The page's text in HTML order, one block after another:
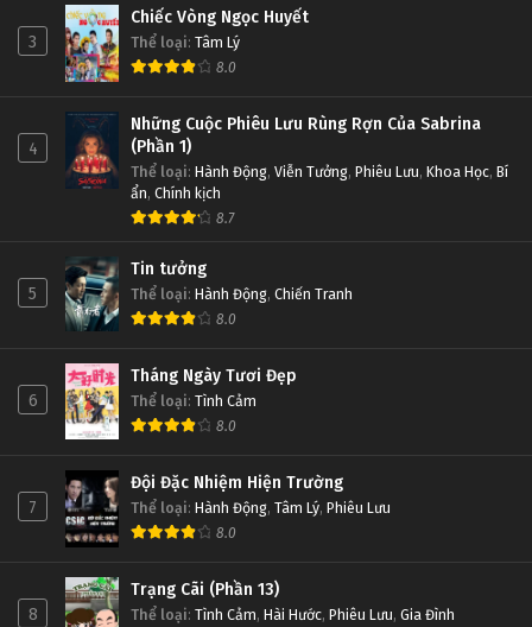
3
Chiếc Vòng Ngọc Huyết
Thể loại: Tâm Lý
8.0
4
Những Cuộc Phiêu Lưu Rùng Rợn Của Sabrina
(Phần 1)
Thể loại: Hành Động, Viễn Tưởng, Phiêu Lưu, Khoa Học, Bí
ẩn, Chính kịch
8.7
5
Tin tưởng
Thể loại: Hành Động, Chiến Tranh
8.0
6
Tháng Ngày Tươi Đẹp
Thể loại: Tình Cảm
8.0
7
Đội Đặc Nhiệm Hiện Trường
Thể loại: Hành Động, Tâm Lý, Phiêu Lưu
8.0
8
Trạng Cãi (Phần 13)
Thể loại: Tình Cảm, Hài Hước, Phiêu Lưu, Gia Đình